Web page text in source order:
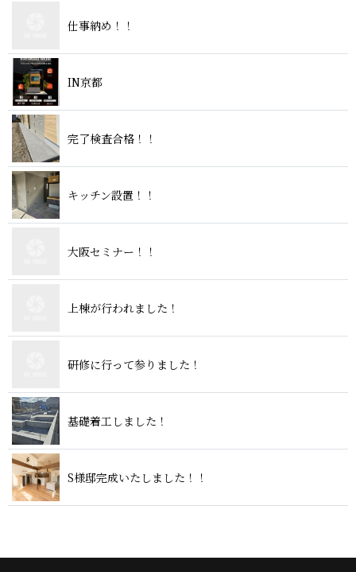
仕事 納 め ！ ！
I N 京 都
完了検査 合 格 ！ ！
キッチン 設 置 ！ ！
大阪セミ ナ ー ！ ！
上棟が行われ ま し た ！
研修に行って参り ま し た ！
基礎着工し ま し た ！
S様邸完成いたしま し た ！ ！